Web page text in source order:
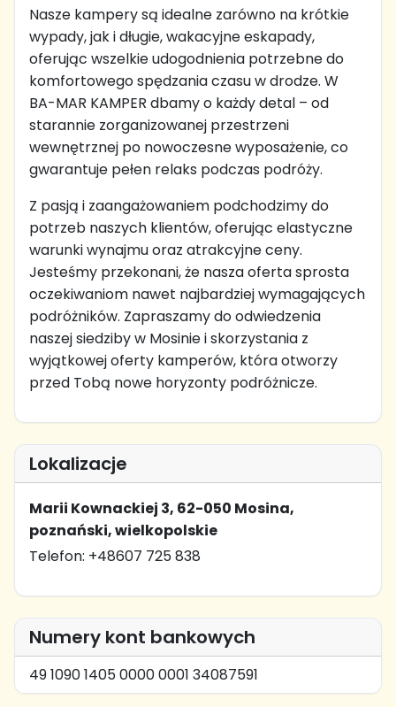
Nasze kampery są idealne zarówno na krótkie
wypady, jak i długie, wakacyjne eskapady,
oferując wszelkie udogodnienia potrzebne do
komfortowego spędzania czasu w drodze. W
BA-MAR KAMPER dbamy o każdy detal – od
starannie zorganizowanej przestrzeni
wewnętrznej po nowoczesne wyposażenie, co
gwarantuje pełen relaks podczas podróży.
Z pasją i zaangażowaniem podchodzimy do
potrzeb naszych klientów, oferując elastyczne
warunki wynajmu oraz atrakcyjne ceny.
Jesteśmy przekonani, że nasza oferta sprosta
oczekiwaniom nawet najbardziej wymagających
podróżników. Zapraszamy do odwiedzenia
naszej siedziby w Mosinie i skorzystania z
wyjątkowej oferty kamperów, która otworzy
przed Tobą nowe horyzonty podróżnicze.
Lokalizacje
Marii Kownackiej 3, 62-050 Mosina,
poznański, wielkopolskie
Telefon: +48607 725 838
Numery kont bankowych
49 1090 1405 0000 0001 34087591